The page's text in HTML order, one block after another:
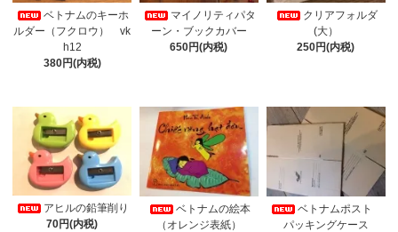
ベトナムのキーホ
ルダー（フクロウ） vk
h12
380円(内税)
マイノリティパタ
ーン・ブックカバー
650円(内税)
クリアフォルダ
(大）
250円(内税)
アヒルの鉛筆削り
70円(内税)
ベトナムの絵本
（オレンジ表紙）
ベトナムポスト
パッキングケース